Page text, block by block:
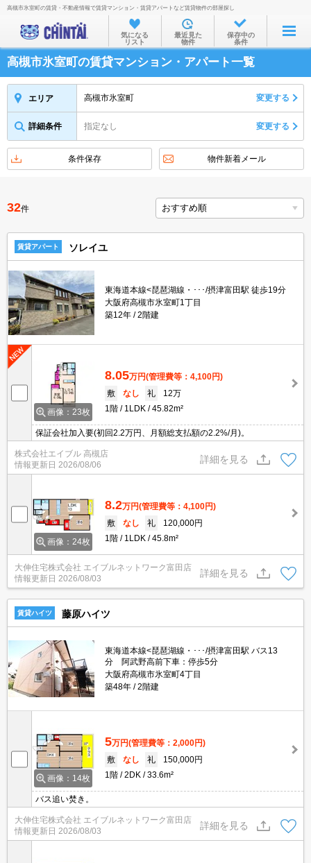
お部屋を探す
沿線・駅から
住所から
物件特集から
不動産会社から
TOP
高槻市氷室町の賃貸・不動産情報で賃貸マンション・賃貸アパートなど賃貸物件の部屋探し
気になる
リスト
最近見た
物件
保存中の
条件
高槻市氷室町の賃貸マンション・アパート一覧
エリア 高槻市氷室町 変更する
詳細条件 指定なし 変更する
条件保存 物件新着メール
32件
賃貸アパート ソレイユ
東海道本線<琵琶湖線・･･･/摂津富田駅 徒歩19分
大阪府高槻市氷室町1丁目
築12年
2階建
画像：23枚
8.05万円(管理費等：4,100円)
敷
なし 礼
12万
1階
1LDK 45.82m²
保証会社加入要(初回2.2万円、月額総支払額の2.2%/月)。
株式会社エイブル 高槻店
情報更新日 2026/08/06
詳細を見る
画像：24枚
8.2万円(管理費等：4,100円)
敷
なし 礼
120,000円
1階
1LDK 45.8m²
大伸住宅株式会社 エイブルネットワーク富田店
情報更新日 2026/08/03
詳細を見る
賃貸ハイツ 藤原ハイツ
東海道本線<琵琶湖線・･･･/摂津富田駅 バス13
分 阿武野高前下車：停歩5分
大阪府高槻市氷室町4丁目
築48年
2階建
画像：14枚
5万円(管理費等：2,000円)
敷
なし 礼
150,000円
1階
2DK 33.6m²
バス追い焚き。
大伸住宅株式会社 エイブルネットワーク富田店
情報更新日 2026/08/03
詳細を見る